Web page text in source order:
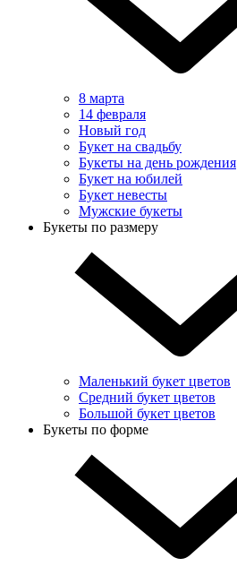
8 марта
14 февраля
Новый год
Букет на свадьбу
Букеты на день рождения
Букет на юбилей
Букет невесты
Мужские букеты
Букеты по размеру
Маленький букет цветов
Средний букет цветов
Большой букет цветов
Букеты по форме